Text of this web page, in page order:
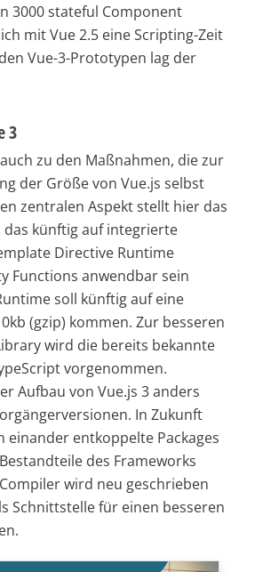
3000 stateful Component
mit Vue 2.5 eine Scripting-Zeit
Vue-3-Prototypen lag der
3
zu den Maßnahmen, die zur
der Größe von Vue.js selbst
zentralen Aspekt stellt hier das
das künftig auf integrierte
Directive Runtime
Functions anwendbar sein
soll künftig auf eine
(gzip) kommen. Zur besseren
wird die bereits bekannte
vorgenommen.
Aufbau von Vue.js 3 anders
In Zukunft
einander entkoppelte Packages
des Frameworks
wird neu geschrieben
Schnittstelle für einen besseren